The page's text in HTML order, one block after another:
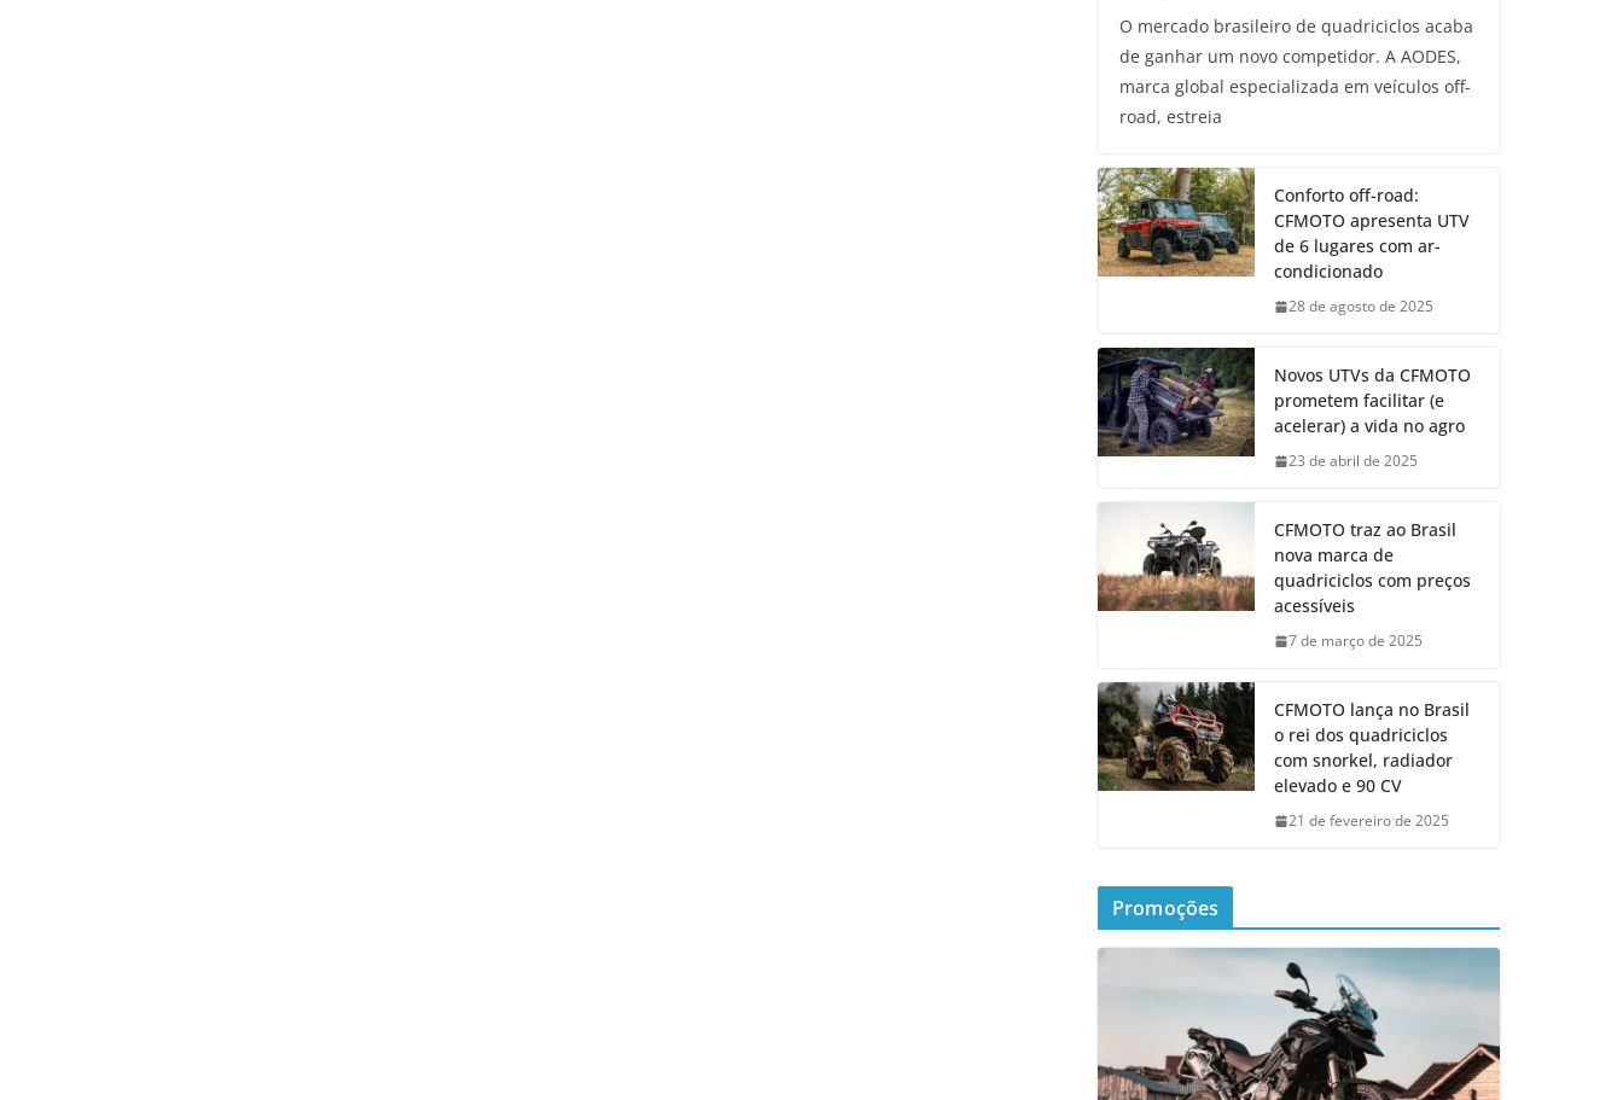
O mercado brasileiro de quadriciclos acaba
de ganhar um novo competidor. A AODES,
marca global especializada em veículos off-
road, estreia
Conforto off-road:
CFMOTO apresenta UTV
de 6 lugares com ar-
condicionado
28 de agosto de 2025
Novos UTVs da CFMOTO
prometem facilitar (e
acelerar) a vida no agro
23 de abril de 2025
CFMOTO traz ao Brasil
nova marca de
quadriciclos com preços
acessíveis
7 de março de 2025
CFMOTO lança no Brasil
o rei dos quadriciclos
com snorkel, radiador
elevado e 90 CV
21 de fevereiro de 2025
Promoções